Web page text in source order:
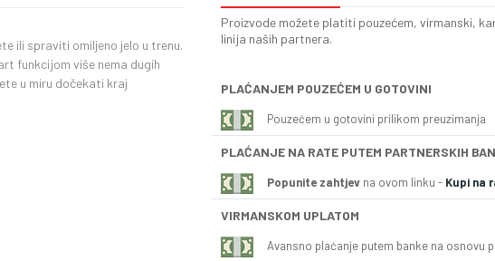
ili spraviti omiljeno jelo u trenu.
funkcijom više nema dugih
u miru dočekati kraj
Proizvode možete platiti pouzećem, virmanski,
linija naših partnera.
PLAĆANJEM POUZEĆEM U GOTOVINI
Pouzećem u gotovini prilikom preuzimanja
PLAĆANJE NA RATE PUTEM PARTNERSKIH
Popunite zahtjev na ovom linku - Kupi na
VIRMANSKOM UPLATOM
Avansno plaćanje putem banke na osnovu